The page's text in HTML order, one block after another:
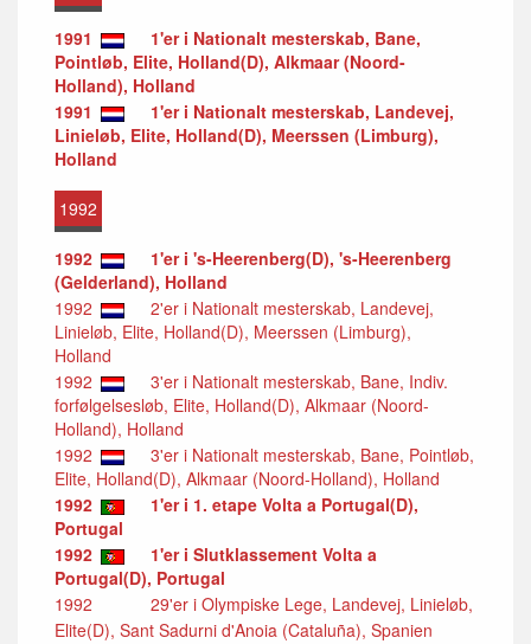
1991
1'er i Nationalt mesterskab, Bane,
Pointløb, Elite, Holland(D), Alkmaar (Noord-
Holland), Holland
1991
1'er i Nationalt mesterskab, Landevej,
Linieløb, Elite, Holland(D), Meerssen (Limburg),
Holland
1992
1992
1'er i 's-Heerenberg(D), 's-Heerenberg
(Gelderland), Holland
1992
2'er i Nationalt mesterskab, Landevej,
Linieløb, Elite, Holland(D), Meerssen (Limburg),
Holland
1992
3'er i Nationalt mesterskab, Bane, Indiv.
forfølgelsesløb, Elite, Holland(D), Alkmaar (Noord-
Holland), Holland
1992
3'er i Nationalt mesterskab, Bane, Pointløb,
Elite, Holland(D), Alkmaar (Noord-Holland), Holland
1992
1'er i 1. etape Volta a Portugal(D),
Portugal
1992
1'er i Slutklassement Volta a
Portugal(D), Portugal
1992
29'er i Olympiske Lege, Landevej, Linieløb,
Elite(D), Sant Sadurni d'Anoia (Cataluña), Spanien